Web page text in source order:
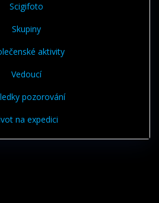
Scigifoto
Skupiny
aktivity
Vedoucí
pozorování
na expedici